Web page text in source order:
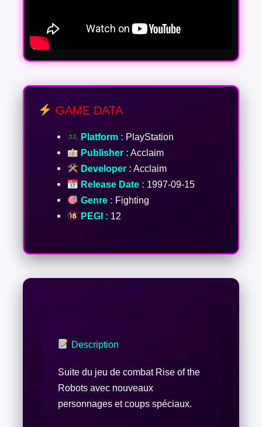
GAME DATA
Platform : PlayStation
Publisher : Acclaim
Developer : Acclaim
Release Date : 1997-09-15
Genre : Fighting
PEGI : 12
Description
Suite du jeu de combat Rise of the
Robots avec nouveaux
personnages et coups spéciaux.